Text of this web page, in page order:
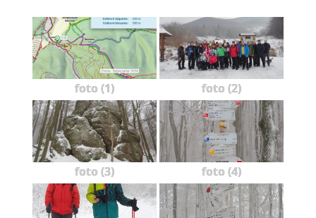
foto (1) foto (2)
foto (3) foto (4)